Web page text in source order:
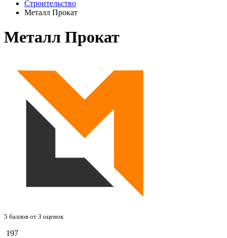
Строительство
Металл Прокат
Металл Прокат
5 баллов от 3 оценок
197